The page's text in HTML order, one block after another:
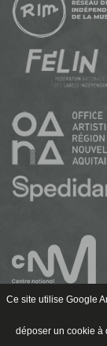
Ce site utilise Google
déposer un cookie à